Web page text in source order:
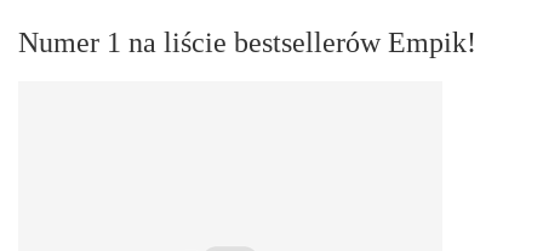
Numer 1 na liście bestsellerów Empik!